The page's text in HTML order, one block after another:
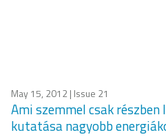
May 15, 2012| Issue 21
Ami szemmel csak
kutatása nagyobb